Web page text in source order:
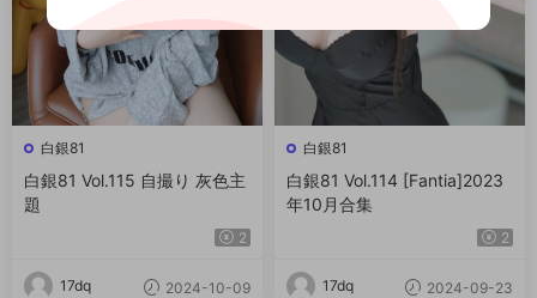
白銀81
白銀81 Vol.115 自撮り 灰色主
題
2
17dq 2024-10-09
白銀81
白銀81 Vol.114 [Fantia]2023
年10月合集
2
17dq 2024-09-23